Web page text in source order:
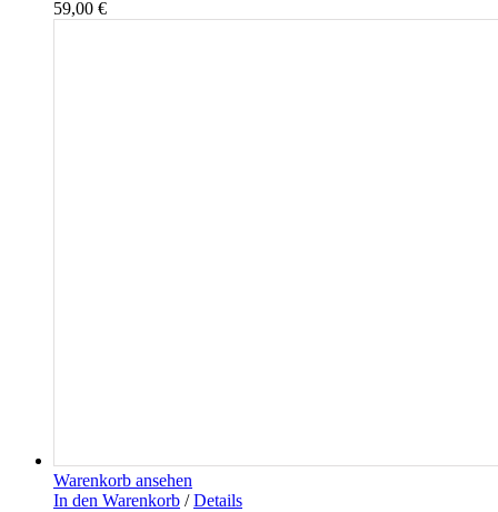
59,00 €
Warenkorb ansehen
In den Warenkorb / Details